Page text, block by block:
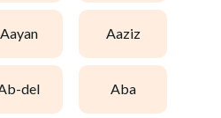
aayan aaziz
ab-del aba